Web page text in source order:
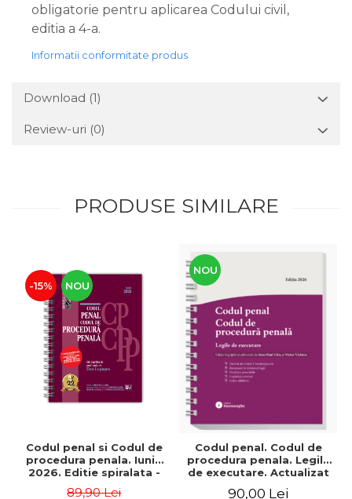
obligatorie pentru aplicarea Codului civil,
editia a 4-a.
Informatii conformitate produs
Download (1)
Review-uri (0)
PRODUSE SIMILARE
-15% NOU
Codul penal si Codul de
procedura penala. Iunie
2026. Editie spiralata -
89,90 Lei
NOU
Codul penal. Codul de
procedura penala. Legile
de executare. Actualizat
90,00 Lei